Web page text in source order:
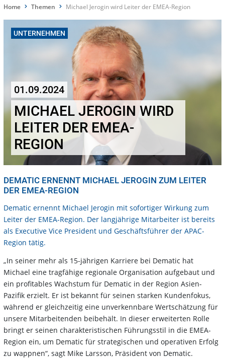
Home Themen Michael Jerogin wird Leiter der EMEA-Region
UNTERNEHMEN
01.09.2024
MICHAEL JEROGIN WIRD
LEITER DER EMEA-
REGION
DEMATIC ERNENNT MICHAEL JEROGIN ZUM LEITER
DER EMEA-REGION
Dematic ernennt Michael Jerogin mit sofortiger Wirkung zum
Leiter der EMEA-Region. Der langjährige Mitarbeiter ist bereits
als Executive Vice President und Geschäftsführer der APAC-
Region tätig.
„In seiner mehr als 15-jährigen Karriere bei Dematic hat
Michael eine tragfähige regionale Organisation aufgebaut und
ein profitables Wachstum für Dematic in der Region Asien-
Pazifik erzielt. Er ist bekannt für seinen starken Kundenfokus,
während er gleichzeitig eine unverkennbare Wertschätzung für
unsere Mitarbeitenden beibehält. In dieser erweiterten Rolle
bringt er seinen charakteristischen Führungsstil in die EMEA-
Region ein, um Dematic für strategischen und operativen Erfolg
zu wappnen“, sagt Mike Larsson, Präsident von Dematic.